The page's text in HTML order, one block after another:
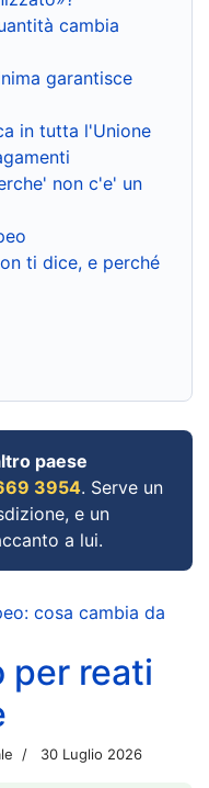
cambia
garantisce
in tutta l'Unione
non c'e' un
ti dice, e perché
paese
3954. Serve un
e un
a lui.
cosa cambia da
per reati
30 Luglio 2026